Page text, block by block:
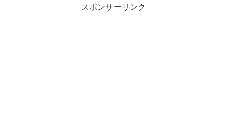
スポンサーリンク